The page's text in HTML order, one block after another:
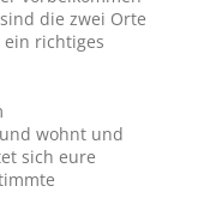
die zwei Orte
richtiges
wohnt und
sich eure